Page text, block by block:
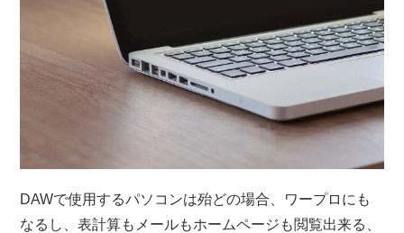
DAWで使用するパソコンは殆どの場合、ワープロにも
なるし、表計算もメールもホームページも閲覧出来る、